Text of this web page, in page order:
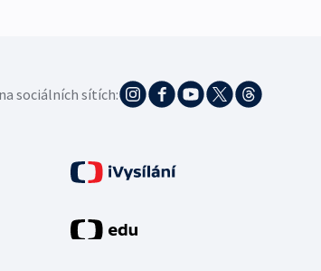
sociálních sítích: